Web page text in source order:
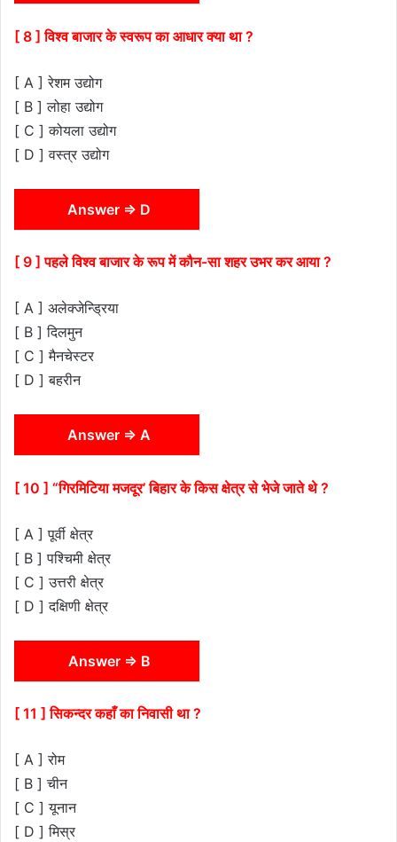
[ 8 ] विश्व बाजार के स्वरूप का आधार क्या था ?
[ A ] रेशम उद्योग
[ B ] लोहा उद्योग
[ C ] कोयला उद्योग
[ D ] वस्त्र उद्योग
Answer ⇒ D
[ 9 ] पहले विश्व बाजार के रूप में कौन-सा शहर उभर कर आया ?
[ A ] अलेक्जेन्ड्रिया
[ B ] दिलमुन
[ C ] मैनचेस्टर
[ D ] बहरीन
Answer ⇒ A
[ 10 ] “गिरमिटिया मजदूर’ बिहार के किस क्षेत्र से भेजे जाते थे ?
[ A ] पूर्वी क्षेत्र
[ B ] पश्चिमी क्षेत्र
[ C ] उत्तरी क्षेत्र
[ D ] दक्षिणी क्षेत्र
Answer ⇒ B
[ 11 ] सिकन्दर कहाँ का निवासी था ?
[ A ] रोम
[ B ] चीन
[ C ] यूनान
[ D ] मिस्र